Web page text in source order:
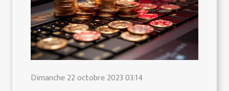
Dimanche 22 octobre 2023 03:14